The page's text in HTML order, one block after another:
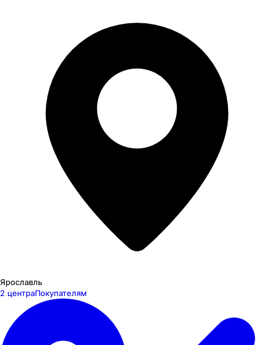
Ярославль
2 центраПокупателям